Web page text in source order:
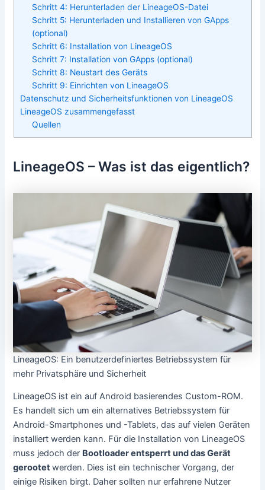
Schritt 4: Herunterladen der LineageOS-Datei
Schritt 5: Herunterladen und Installieren von GApps
(optional)
Schritt 6: Installation von LineageOS
Schritt 7: Installation von GApps (optional)
Schritt 8: Neustart des Geräts
Schritt 9: Einrichten von LineageOS
Datenschutz und Sicherheitsfunktionen von LineageOS
LineageOS zusammengefasst
Quellen
LineageOS – Was ist das eigentlich?
LineageOS: Ein benutzerdefiniertes Betriebssystem für
mehr Privatsphäre und Sicherheit
LineageOS ist ein auf Android basierendes Custom-ROM.
Es handelt sich um ein alternatives Betriebssystem für
Android-Smartphones und -Tablets, das auf vielen Geräten
installiert werden kann. Für die Installation von LineageOS
muss jedoch der Bootloader entsperrt und das Gerät
gerootetwerden. Dies ist ein technischer Vorgang, der
einige Risiken birgt. Daher sollten nur erfahrene Nutzer